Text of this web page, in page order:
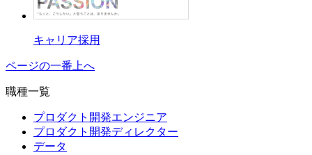
キャリア採用
ページの一番上へ
職種一覧
プロダクト開発エンジニア
プロダクト開発ディレクター
データ